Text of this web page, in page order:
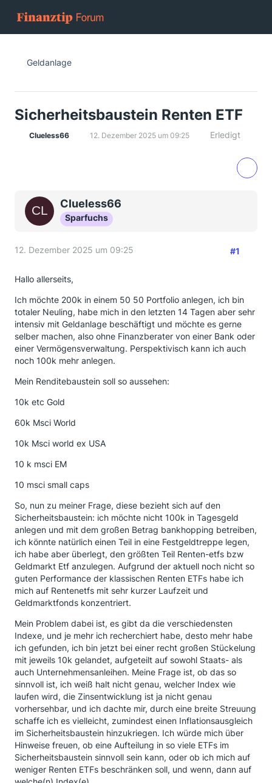
Geldanlage
Sicherheitsbaustein Renten ETF
Clueless66 12. Dezember 2025 um 09:25 Erledigt
Clueless66
Sparfuchs
12. Dezember 2025 um 09:25 #1
Hallo allerseits,
Ich möchte 200k in einem 50 50 Portfolio anlegen, ich bin
totaler Neuling, habe mich in den letzten 14 Tagen aber sehr
intensiv mit Geldanlage beschäftigt und möchte es gerne
selber machen, also ohne Finanzberater von einer Bank oder
einer Vermögensverwaltung. Perspektivisch kann ich auch
noch 100k mehr anlegen.
Mein Renditebaustein soll so aussehen:
10k etc Gold
60k Msci World
10k Msci world ex USA
10 k msci EM
10 msci small caps
So, nun zu meiner Frage, diese bezieht sich auf den
Sicherheitsbaustein: ich möchte nicht 100k in Tagesgeld
anlegen und mit dem großen Betrag bankhopping betreiben,
ich könnte natürlich einen Teil in eine Festgeldtreppe legen,
ich habe aber überlegt, den größten Teil Renten-etfs bzw
Geldmarkt Etf anzulegen. Aufgrund der aktuell noch nicht so
guten Performance der klassischen Renten ETFs habe ich
mich auf Rentenetfs mit sehr kurzer Laufzeit und
Geldmarktfonds konzentriert.
Mein Problem dabei ist, es gibt da die verschiedensten
Indexe, und je mehr ich recherchiert habe, desto mehr habe
ich gefunden, ich bin jetzt bei einer recht großen Stückelung
mit jeweils 10k gelandet, aufgeteilt auf sowohl Staats- als
auch Unternehmensanleihen. Meine Frage ist, ob das so
sinnvoll ist, ich weiß halt nicht genau, welcher Index wie
laufen wird, die Zinsentwicklung ist ja nicht genau
vorhersehbar, und ich dachte mir, durch eine breite Streuung
schaffe ich es vielleicht, zumindest einen Inflationsausgleich
im Sicherheitsbaustein hinzukriegen. Ich würde mich über
Hinweise freuen, ob eine Aufteilung in so viele ETFs im
Sicherheitsbaustein sinnvoll sein kann, oder ob ich mich auf
weniger Renten ETFs beschränken soll, und wenn, dann auf